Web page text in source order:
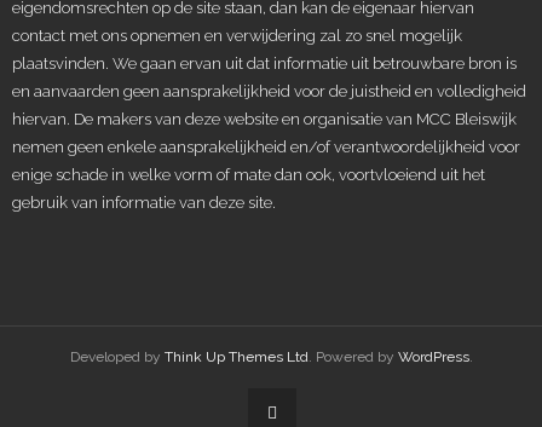
eigendomsrechten op de site staan, dan kan de eigenaar hiervan
contact met ons opnemen en verwijdering zal zo snel mogelijk
plaatsvinden. We gaan ervan uit dat informatie uit betrouwbare bron is
en aanvaarden geen aansprakelijkheid voor de juistheid en volledigheid
hiervan. De makers van deze website en organisatie van MCC Bleiswijk
nemen geen enkele aansprakelijkheid en/of verantwoordelijkheid voor
enige schade in welke vorm of mate dan ook, voortvloeiend uit het
gebruik van informatie van deze site.
Developed by Think Up Themes Ltd. Powered by WordPress.